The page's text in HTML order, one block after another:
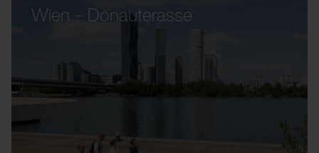
Wien – Donauterasse